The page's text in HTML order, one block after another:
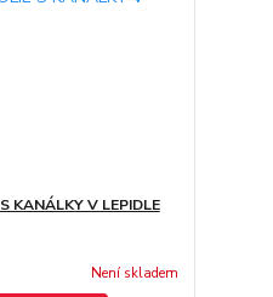
KANÁLKY V LEPIDLE
Není skladem